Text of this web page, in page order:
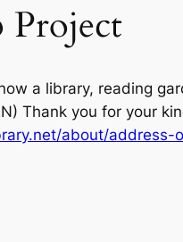
Project
a library, reading
Thank you for your
about/address-